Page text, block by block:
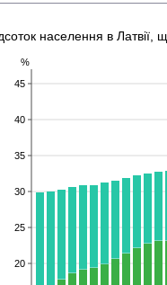
населення в Латвії,
20
25
30
35
40
45
%